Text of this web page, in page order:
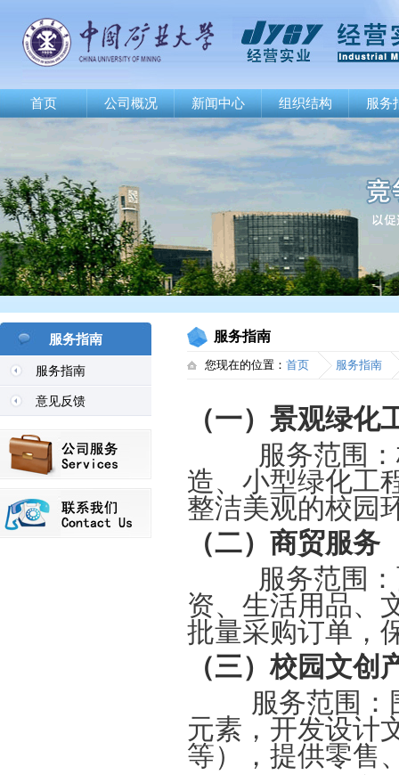
首页 公司概况 新闻中心 组织结构 服务
服务指南
服务指南
意见反馈
服务指南
您现在的位置： 首页 服务指南
（一）景观绿化
服务范围：校
造、小型绿化工
整洁美观的校园
（二）商贸服务
服务范围：面
资、生活用品、
批量采购订单，
（三）校园文创
服务范围：围
元素，开发设计
等），提供零售